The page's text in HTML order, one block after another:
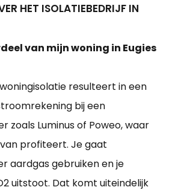
HET ISOLATIEBEDRIJF IN
van mijn woning in Eugies
resulteert in een
bij een
zoals Luminus of Poweo, waar
profiteert. Je gaat
aardgas gebruiken en je
uitstoot. Dat komt uiteindelijk